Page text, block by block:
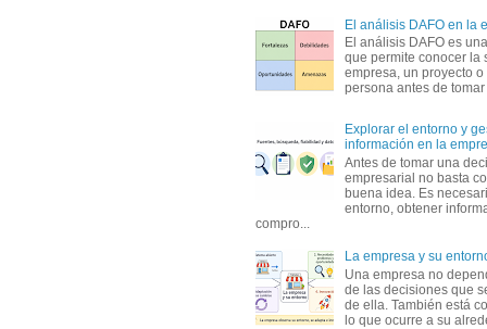
El análisis DAFO en la
El análisis DAFO es
que permite conocer la
empresa, un proyecto
persona antes de
Explorar el entorno y
información en la
Antes de tomar una
empresarial no basta
buena idea. Es
entorno, obtener
compro...
La empresa y su
Una empresa no
de las decisiones que
de ella. También está
lo que ocurre a su